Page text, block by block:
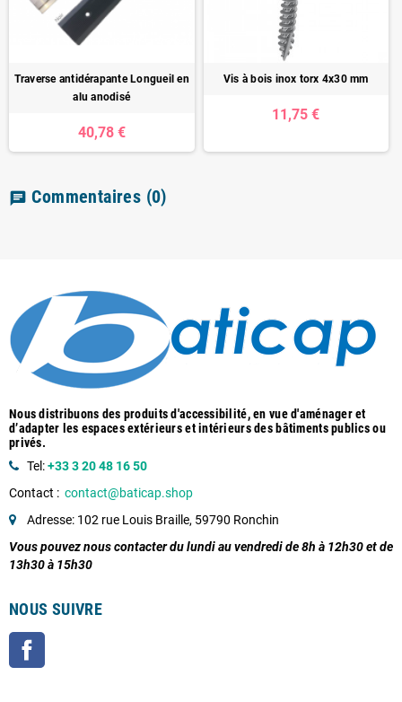
Traverse antidérapante Longueil en
alu anodisé
40,78 €
Vis à bois inox torx 4x30 mm
11,75 €
chat Commentaires (0)
Nous distribuons des produits d'accessibilité, en vue d'aménager et
d’adapter les espaces extérieurs et intérieurs des bâtiments publics ou
privés.
Tel:+33 3 20 48 16 50
Contact : contact@baticap.shop
Adresse: 102 rue Louis Braille, 59790 Ronchin
Vous pouvez nous contacter du lundi au vendredi de 8h à 12h30 et de
13h30 à 15h30
NOUS SUIVRE